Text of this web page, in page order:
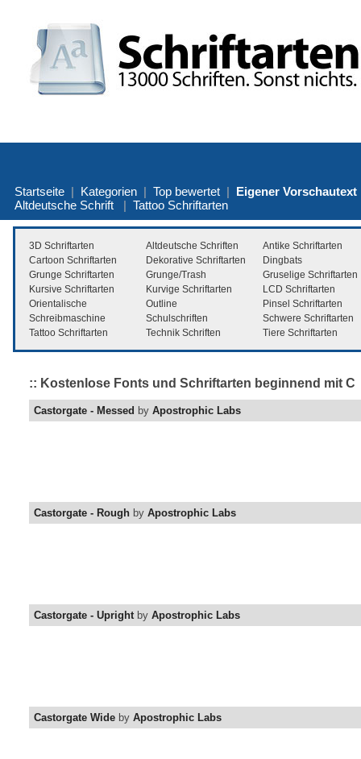
Startseite | Kategorien | Top bewertet | Eigener Vorschautext
Altdeutsche Schrift | Tattoo Schriftarten
3D Schriftarten Altdeutsche Schriften
Antike Schriftarten
Cartoon Schriftarten
Dekorative Schriftarten
Dingbats
Grunge Schriftarten
Grunge/Trash
Gruselige Schriftarten
Kursive Schriftarten
Kurvige Schriftarten
LCD Schriftarten
Orientalische
Outline
Pinsel Schriftarten
Schreibmaschine
Schulschriften
Schwere Schriftarten
Tattoo Schriftarten
Technik Schriften Tiere Schriftarten
:: Kostenlose Fonts und Schriftarten beginnend mit C
Castorgate - Messed by Apostrophic Labs
Castorgate - Rough by Apostrophic Labs
Castorgate - Uprightby Apostrophic Labs
Castorgate Wide by Apostrophic Labs